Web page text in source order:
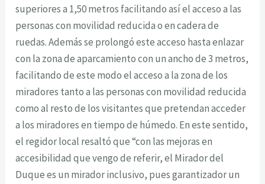
superiores a 1,50 metros facilitando así el acceso a las
personas con movilidad reducida o en cadera de
ruedas. Además se prolongó este acceso hasta enlazar
con la zona de aparcamiento con un ancho de 3 metros,
facilitando de este modo el acceso a la zona de los
miradores tanto a las personas con movilidad reducida
como al resto de los visitantes que pretendan acceder
a los miradores en tiempo de húmedo. En este sentido,
el regidor local resaltó que “con las mejoras en
accesibilidad que vengo de referir, el Mirador del
Duque es un mirador inclusivo, pues garantizador un